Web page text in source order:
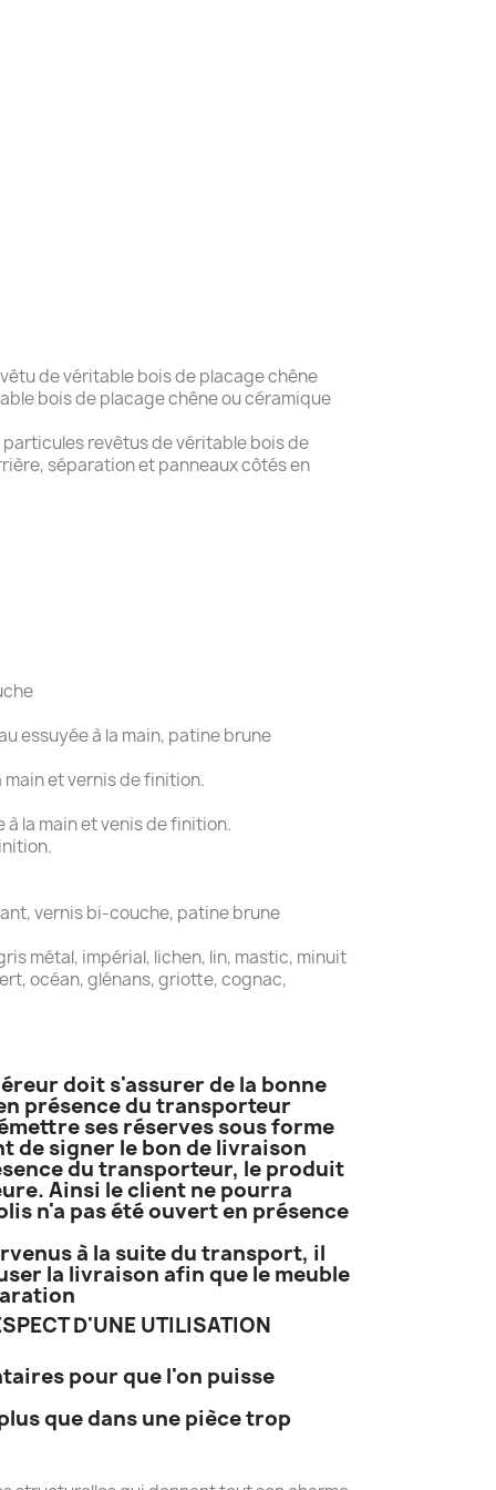
de véritable bois de placage chêne
bois de placage chêne ou céramique
revêtus de véritable bois de
côtés en
essuyée à la main, patine brune
main et vernis de finition.
à la main et venis de finition.
vernis bi-couche, patine brune
métal, impérial, lichen, lin, mastic, minuit
océan, glénans, griotte, cognac,
doit s'assurer de la bonne
présence du transporteur
ses réserves sous forme
de signer le bon de livraison
du transporteur, le produit
Ainsi le client ne pourra
n'a pas été ouvert en présence
à la suite du transport, il
la livraison afin que le meuble
D'UNE UTILISATION
pour que l'on puisse
que dans une pièce trop